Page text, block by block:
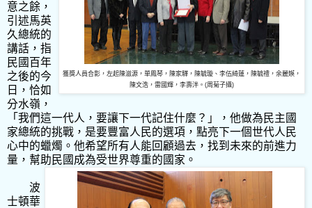
獲獎人員合影，左起陳滋源，單鳳琴，陳家驊，陳毓璇、李伍綺蓮，陳毓禮，余麗媖，
陳文浩，雷國輝，李壽泮。(周菊子攝)
意之餘，
引述馬英
久總統的
講話，指
民國百年
之後的今
日，恰如
分水嶺，
「我們這一代人，要讓下一代記住什麼？」，他做為民主國
家總統的挑戰，是要豐富人民的選項，點亮下一個世代人民
心中的蠟燭。他希望所有人能回顧過去，找到未來的前進力
量，幫助民國成為受世界尊重的國家。
波
士頓華